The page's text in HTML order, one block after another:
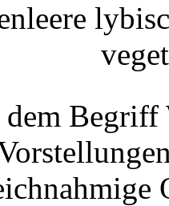
Begriff